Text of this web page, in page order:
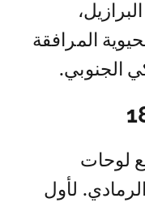
المرافقة
الجنوبي.
لوحات
لأول